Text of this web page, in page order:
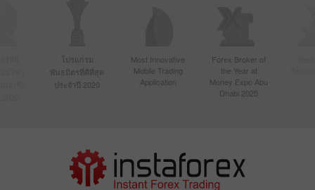
โปรแกรม
พันธมิตรที่ดีที่สุด
ประจำปี 2020
Most Innovative
Mobile Trading
Application
Forex Broker of
the Year at
Money Expo Abu
Dhabi 2025